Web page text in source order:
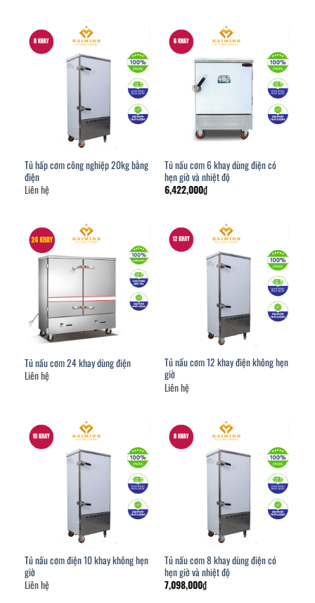
Tủ hấp cơm công nghiệp 20kg bằng
điện
Liên hệ
Tủ nấu cơm 6 khay dùng điện có
hẹn giờ và nhiệt độ
6,422,000₫
Tủ nấu cơm 24 khay dùng điện
Liên hệ
Tủ nấu cơm 12 khay điện không hẹn
giờ
Liên hệ
Tủ nấu cơm điện 10 khay không hẹn
giờ
Liên hệ
Tủ nấu cơm 8 khay dùng điện có
hẹn giờ và nhiệt độ
7,098,000₫